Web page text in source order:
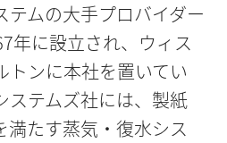
テムの大手プロバイダー
年に設立され、ウィス
トンに本社を置いてい
ステムズ社には、製紙
満たす蒸気・復水シス